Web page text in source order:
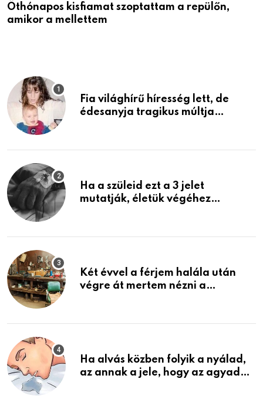
Öthónapos kisfiamat szoptattam a repülőn,
amikor a mellettem
Fia világhírű híresség lett, de
édesanyja tragikus múltja
Ha a szüleid ezt a 3 jelet
mutatják, életük végéhez
Két évvel a férjem halála után
végre át mertem nézni a
életemet
Ha alvás közben folyik a nyálad,
az annak a jele, hogy az agyad…